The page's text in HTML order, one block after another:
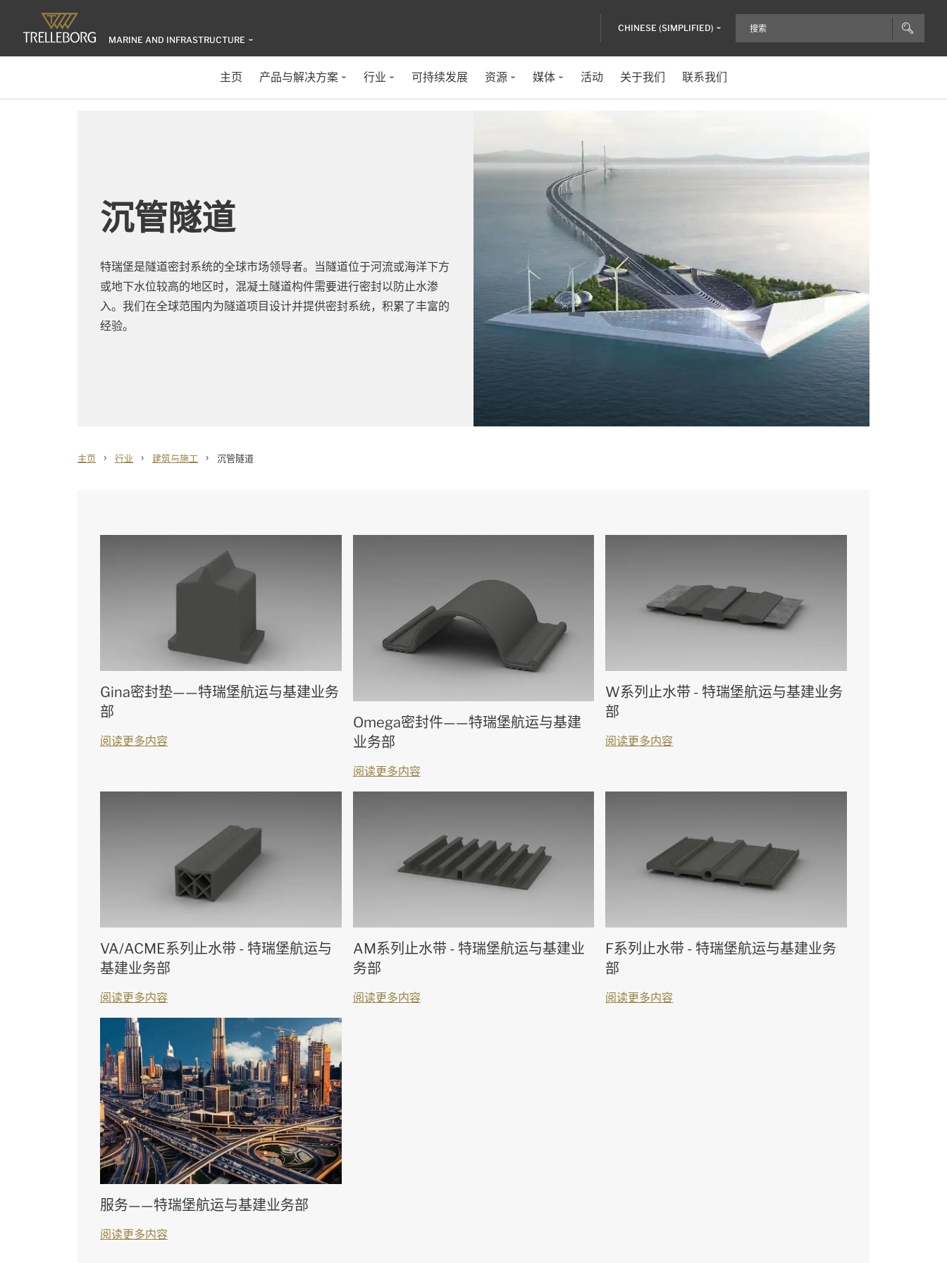
MARINE AND INFRASTRUCTURE
CHINESE (SIMPLIFIED)
主页 产品与解决方案 行业 可持续发展 资源 媒体 活动 关于我们 联系我们
沉管隧道
特瑞堡是隧道密封系统的全球市场领导者。当隧道位于河流或海洋下方
或地下水位较高的地区时，混凝土隧道构件需要进行密封以防止水渗
入。我们在全球范围内为隧道项目设计并提供密封系统，积累了丰富的
经验。
主页 › 行业 › 建筑与施工 › 沉管隧道
Gina密封垫——特瑞堡航运与基建业务
部
阅读更多内容
Omega密封件——特瑞堡航运与基建
业务部
阅读更多内容
W系列止水带 - 特瑞堡航运与基建业务
部
阅读更多内容
VA/ACME系列止水带 - 特瑞堡航运与
基建业务部
阅读更多内容
AM系列止水带 - 特瑞堡航运与基建业
务部
阅读更多内容
F系列止水带 - 特瑞堡航运与基建业务
部
阅读更多内容
服务——特瑞堡航运与基建业务部
阅读更多内容